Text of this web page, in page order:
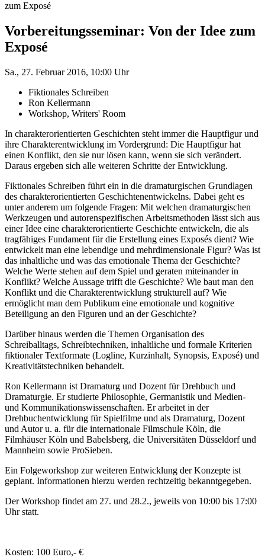
zum Exposé
Vorbereitungsseminar: Von der Idee zum
Exposé
Sa., 27. Februar 2016, 10:00 Uhr
Fiktionales Schreiben
Ron Kellermann
Workshop, Writers' Room
In charakterorientierten Geschichten steht immer die Hauptfigur und
ihre Charakterentwicklung im Vordergrund: Die Hauptfigur hat
einen Konflikt, den sie nur lösen kann, wenn sie sich verändert.
Daraus ergeben sich alle weiteren Schritte der Entwicklung.
Fiktionales Schreiben führt ein in die dramaturgischen Grundlagen
des charakterorientierten Geschichtenentwickelns. Dabei geht es
unter anderem um folgende Fragen: Mit welchen dramaturgischen
Werkzeugen und autorenspezifischen Arbeitsmethoden lässt sich aus
einer Idee eine charakterorientierte Geschichte entwickeln, die als
tragfähiges Fundament für die Erstellung eines Exposés dient? Wie
entwickelt man eine lebendige und mehrdimensionale Figur? Was ist
das inhaltliche und was das emotionale Thema der Geschichte?
Welche Werte stehen auf dem Spiel und geraten miteinander in
Konflikt? Welche Aussage trifft die Geschichte? Wie baut man den
Konflikt und die Charakterentwicklung strukturell auf? Wie
ermöglicht man dem Publikum eine emotionale und kognitive
Beteiligung an den Figuren und an der Geschichte?
Darüber hinaus werden die Themen Organisation des
Schreiballtags, Schreibtechniken, inhaltliche und formale Kriterien
fiktionaler Textformate (Logline, Kurzinhalt, Synopsis, Exposé) und
Kreativitätstechniken behandelt.
Ron Kellermann ist Dramaturg und Dozent für Drehbuch und
Dramaturgie. Er studierte Philosophie, Germanistik und Medien-
und Kommunikationswissenschaften. Er arbeitet in der
Drehbuchentwicklung für Spielfilme und als Dramaturg, Dozent
und Autor u. a. für die internationale Filmschule Köln, die
Filmhäuser Köln und Babelsberg, die Universitäten Düsseldorf und
Mannheim sowie ProSieben.
Ein Folgeworkshop zur weiteren Entwicklung der Konzepte ist
geplant. Informationen hierzu werden rechtzeitig bekanntgegeben.
Der Workshop findet am 27. und 28.2., jeweils von 10:00 bis 17:00
Uhr statt.
Kosten: 100 Euro,- €